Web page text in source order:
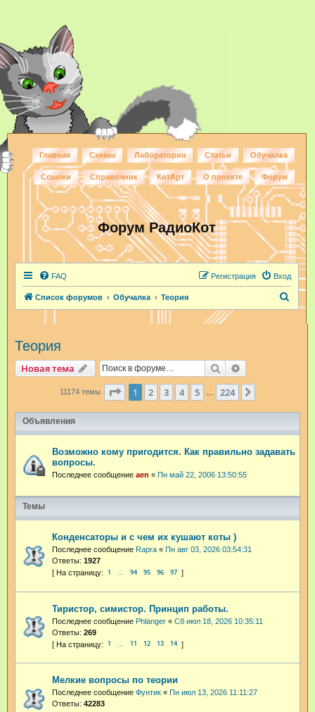
Главная Схемы Лаборатория Статьи Обучалка
Ссылки Справочник КотАрт О проекте Форум
Форум РадиоКот
FAQ Вход
Регистрация
Список форумов Обучалка Теория
Теория
Новая тема Поиск
11174 темы Страница из 224
1 2 3 4 5 224
Объявления
Возможно кому пригодится. Как правильно задавать
вопросы.
Последнее сообщение aen « Пн май 22, 2006 13:50:55
Темы
Конденсаторы и с чем их кушают коты )
Последнее сообщение Rapra « Пн авг 03, 2026 03:54:31
Ответы: 1927
1 … 94 95 96 97
Тиристор, симистор. Принцип работы.
Последнее сообщение Phlanger « Сб июл 18, 2026 10:35:11
Ответы: 269
1 11 12 13 14
Мелкие вопросы по теории
Последнее сообщение Фунтик « Пн июл 13, 2026 11:11:27
Ответы: 42283